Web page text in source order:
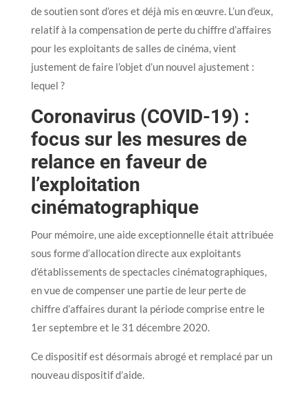
de soutien sont d’ores et déjà mis en œuvre. L’un d’eux,
relatif à la compensation de perte du chiffre d’affaires
pour les exploitants de salles de cinéma, vient
justement de faire l’objet d’un nouvel ajustement :
lequel ?
Coronavirus (COVID-19) :
focus sur les mesures de
relance en faveur de
l’exploitation
cinématographique
Pour mémoire, une aide exceptionnelle était attribuée
sous forme d’allocation directe aux exploitants
d’établissements de spectacles cinématographiques,
en vue de compenser une partie de leur perte de
chiffre d’affaires durant la période comprise entre le
1er septembre et le 31 décembre 2020.
Ce dispositif est désormais abrogé et remplacé par un
nouveau dispositif d’aide.